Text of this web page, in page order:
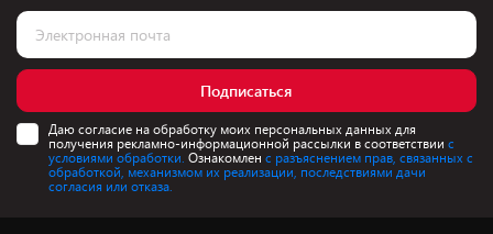
Подписаться
Даю согласие на обработку моих персональных данных для
получения рекламно-информационной рассылки в соответствии с
условиями обработки. Ознакомлен с разъяснением прав, связанных с
обработкой, механизмом их реализации, последствиями дачи
согласия или отказа.